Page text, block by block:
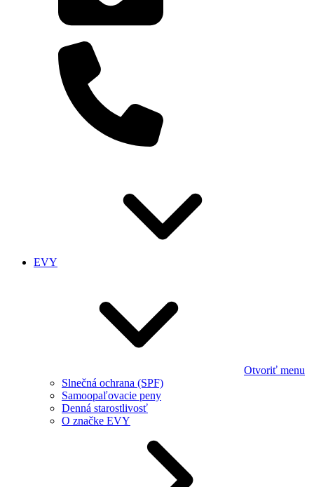
EVY
Otvoriť menu
Slnečná ochrana (SPF)
Samoopaľovacie peny
Denná starostlivosť
O značke EVY